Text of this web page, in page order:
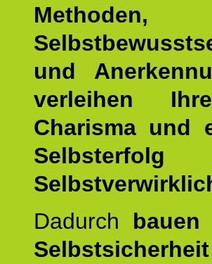
und
verleihen
Charisma und
Dadurch